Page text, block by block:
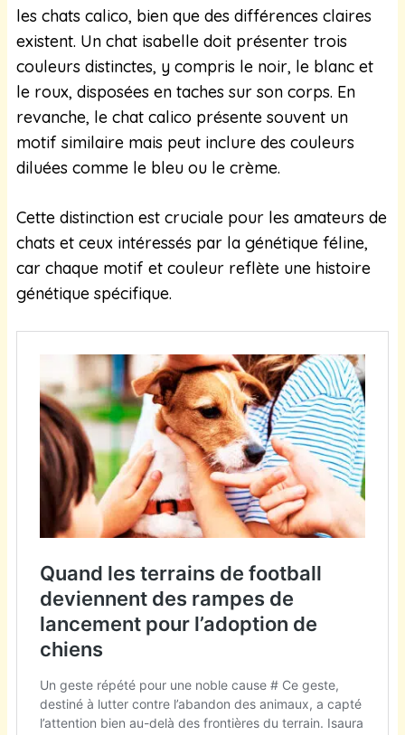
les chats calico, bien que des différences claires
existent. Un chat isabelle doit présenter trois
couleurs distinctes, y compris le noir, le blanc et
le roux, disposées en taches sur son corps. En
revanche, le chat calico présente souvent un
motif similaire mais peut inclure des couleurs
diluées comme le bleu ou le crème.
Cette distinction est cruciale pour les amateurs de
chats et ceux intéressés par la génétique féline,
car chaque motif et couleur reflète une histoire
génétique spécifique.